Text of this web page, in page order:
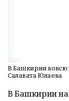
В Башкирии вовсю
Салавата Юлаева
В Башкирии